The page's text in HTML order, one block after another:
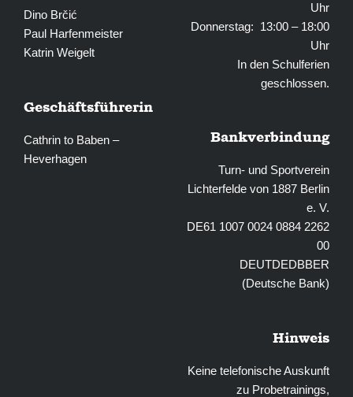
Dino Brčić
Paul Harfenmeister
Katrin Weigelt
Geschäftsführerin
Cathrin to Baben –
Heverhagen
Uhr
Donnerstag: 13:00 – 18:00
Uhr
In den Schulferien
geschlossen.
Bankverbindung
Turn- und Sportverein
Lichterfelde von 1887 Berlin
e. V.
DE61 1007 0024 0884 2262
00
DEUTDEDBBER
(Deutsche Bank)
Hinweis
Keine telefonische Auskunft
zu Probetrainings,